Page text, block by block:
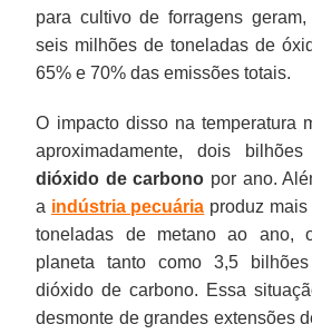
para cultivo de forragens
seis milhões de toneladas de
65% e 70% das emissões totais.
O impacto disso na temperatura
aproximadamente, dois
dióxido de carbono por ano.
a indústria pecuária produz
toneladas de metano ao ano,
planeta tanto como 3,5
dióxido de carbono. Essa
desmonte de grandes extensões